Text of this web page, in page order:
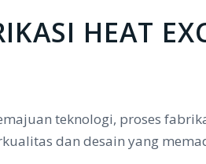
HEAT
teknologi, proses
dan desain yang